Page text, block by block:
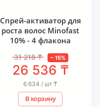
Спрей-активатор для
роста волос Minofast
10% - 4 флакона
31 218₸ – 15%
26 536 ₸
6 634 / шт ₸
В корзину